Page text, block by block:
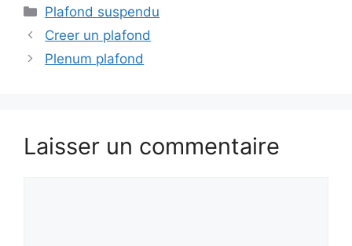
Catégories
Plafond suspendu
Creer un plafond
Plenum plafond
Laisser un commentaire